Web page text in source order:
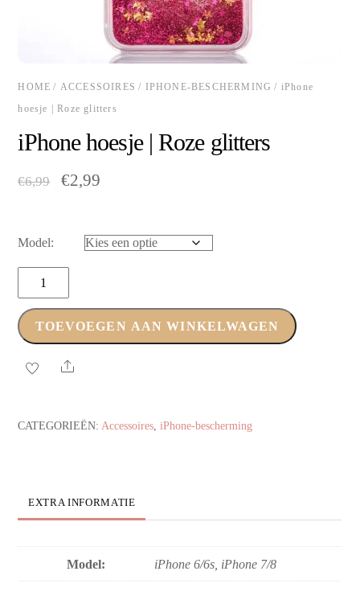
HOME / ACCESSOIRES / IPHONE-BESCHERMING / iPhone
hoesje | Roze glitters
iPhone hoesje | Roze glitters
€6,99
Oorspronkelijke
€6,99.
€2,99Huidige
€2,99.
Model:
iPhone
hoesje
|
Roze
glitters
TOEVOEGEN AAN WINKELWAGEN
Share
CATEGORIEËN:Accessoires,iPhone-bescherming
EXTRA INFORMATIE
Model: iPhone 6/6s, iPhone 7/8